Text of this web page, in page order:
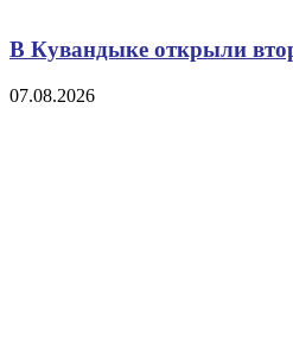
В Кувандыке открыли
07.08.2026